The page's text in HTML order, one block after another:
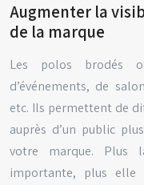
Augmenter la
de la marque
Les polos brodés
d’événements, de
etc. Ils permettent de
auprès d’un public
votre marque. Plus
importante, plus elle